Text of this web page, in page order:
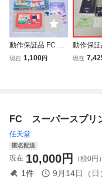
動作保証品 FC フ
ァミコン キャプテ
現在 1,100円
動作保
スーパー
現在
FC スーパースプ
任天堂
匿名配送
現在 10,000円 （税0円）
1件 9月14日（日